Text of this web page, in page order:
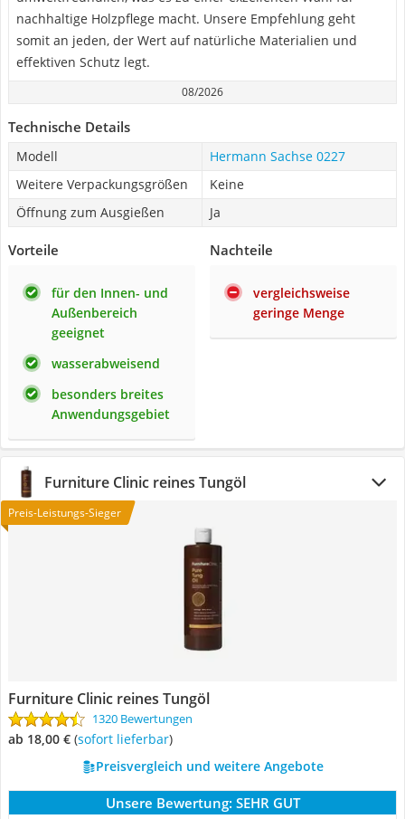
nachhaltige Holzpflege macht. Unsere Empfehlung geht
somit an jeden, der Wert auf natürliche Materialien und
effektiven Schutz legt.
08/2026
Technische Details
Modell
Hermann Sachse 0227
Weitere Verpackungsgrößen
Keine
Öffnung zum Ausgießen
Ja
Vorteile
für den Innen- und
Außenbereich
geeignet
wasserabweisend
besonders breites
Anwendungsgebiet
Nachteile
vergleichsweise
geringe Menge
Furniture Clinic reines Tungöl
Preis-Leistungs-Sieger
Furniture Clinic reines Tungöl
1320 Bewertungen
ab 18,00 € ( Sofort lieferbar)
Preisvergleich und weitere Angebote
Unsere Bewertung: SEHR GUT